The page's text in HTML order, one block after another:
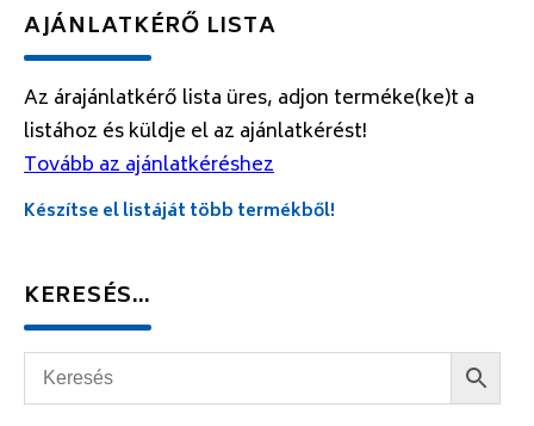
AJÁNLATKÉRŐ LISTA
Az árajánlatkérő lista üres, adjon terméke(ke)t a
listához és küldje el az ajánlatkérést!
Tovább az ajánlatkéréshez
Készítse el listáját több termékből!
KERESÉS…